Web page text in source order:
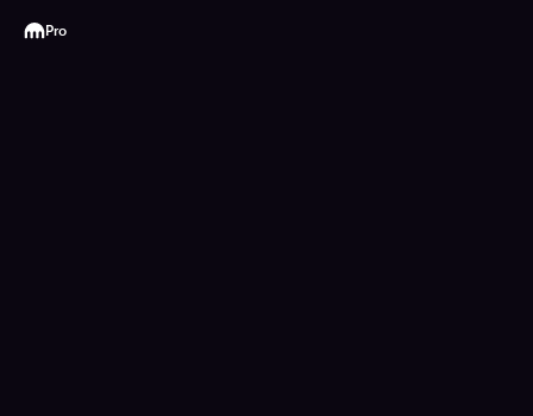
Kraken
Pro